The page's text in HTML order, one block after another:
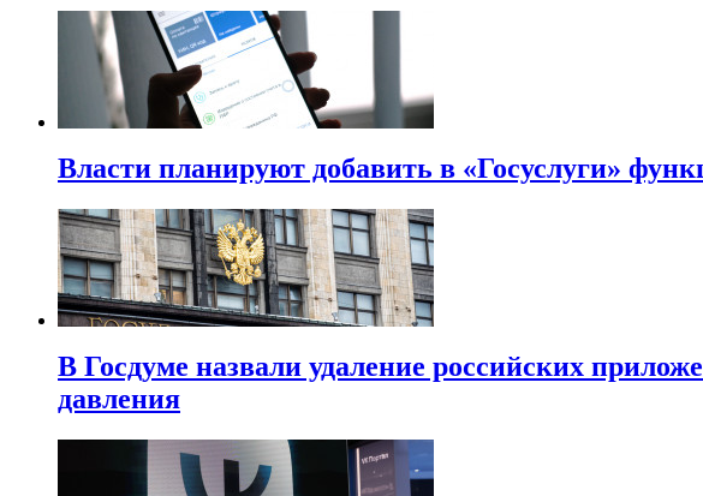
Власти планируют добавить в «Госуслуги»
В Госдуме назвали удаление российских
давления